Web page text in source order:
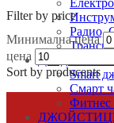
Радио,
Джаджи &
Smart
Смарт
Фитнес
Filter by price
Минимална цена
цена
Sort by producents
Door sit amet,